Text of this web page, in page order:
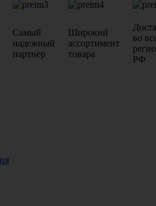
Самый
надежный
партнер
Широкий
ассортимент
товара
во
РФ